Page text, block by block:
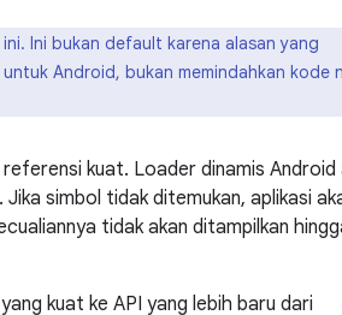
Ini bukan default karena alasan yang
Android, bukan memindahkan kode
kuat. Loader dinamis Android
simbol tidak ditemukan, aplikasi
tidak akan ditampilkan
kuat ke API yang lebih baru dari